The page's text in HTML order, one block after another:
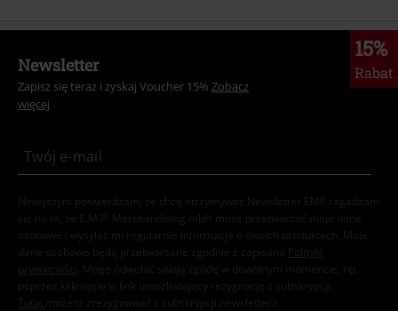
15%
Rabat
Newsletter
Zapisz się teraz i zyskaj Voucher 15% Zobacz
więcej
Niniejszym potwierdzam, że chcę otrzymywać Newsletter EMP i zgadzam
się na to, że E.M.P. Merchandising mbH może przetwarzać moje dane
osobowe i wysyłać mi regularnie informacje o swoich produktach. Moje
dane osobowe będą przetwarzane zgodnie z zapisami
Polityki
prywatności . Mogę odwołać swoją zgodę w dowolnym momencie, np.
poprzez kliknięcie w link umożliwiający rezygnację z subskrypcji.
Tutaj możesz zrezygnować z subskrypcji newslettera.